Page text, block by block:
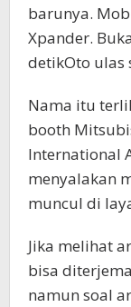
barunya.
Xpander.
detikOto ulas
Nama itu
booth
International
menyalakan
muncul di
Jika melihat
bisa
namun soal